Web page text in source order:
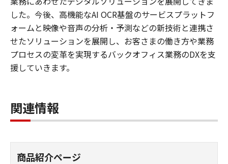
した。今後、高機能なAI OCR基盤のサービスプラットフ
ォームと映像や音声の分析・予測などの新技術と連携さ
せたソリューションを展開し、お客さまの働き方や業務
プロセスの変革を実現するバックオフィス業務のDXを支
援していきます。
関連情報
商品紹介ページ